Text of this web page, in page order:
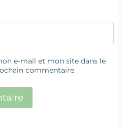
e-mail et mon site dans le
commentaire.